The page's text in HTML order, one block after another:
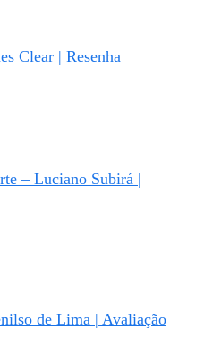
Clear | Resenha
– Luciano Subirá |
de Lima | Avaliação